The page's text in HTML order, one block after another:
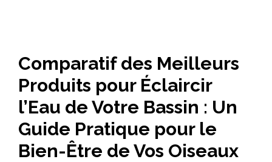
Comparatif des Meilleurs
Produits pour Éclaircir
l’Eau de Votre Bassin : Un
Guide Pratique pour le
Bien-Être de Vos Oiseaux